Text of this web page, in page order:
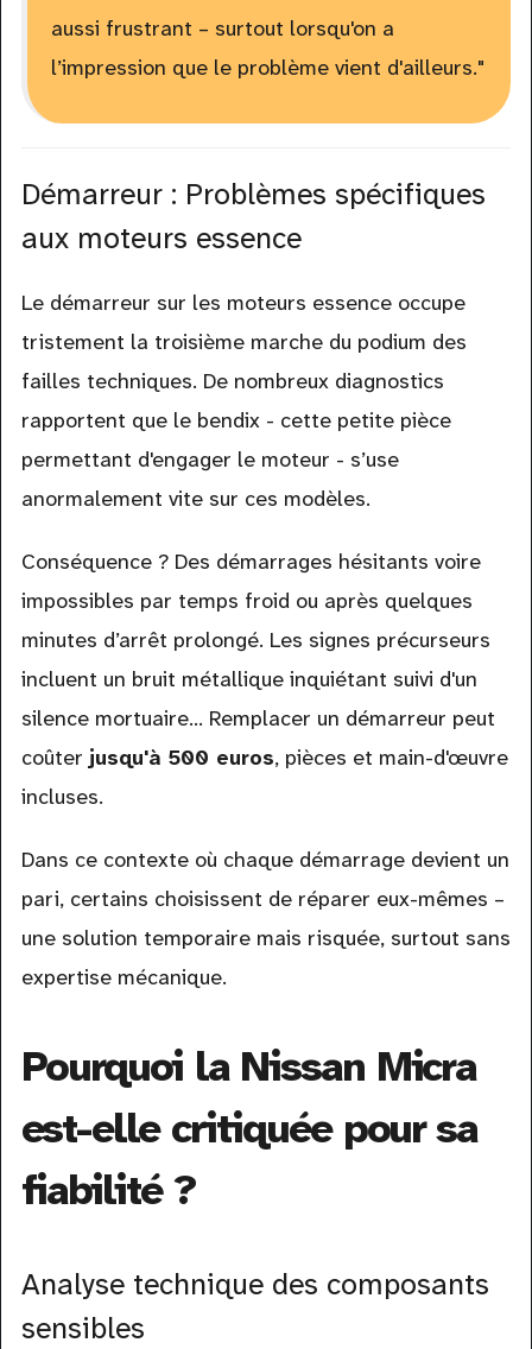
aussi frustrant – surtout lorsqu'on a
l’impression que le problème vient d'ailleurs."
Démarreur : Problèmes spécifiques
aux moteurs essence
Le démarreur sur les moteurs essence occupe
tristement la troisième marche du podium des
failles techniques. De nombreux diagnostics
rapportent que le bendix - cette petite pièce
permettant d'engager le moteur - s’use
anormalement vite sur ces modèles.
Conséquence ? Des démarrages hésitants voire
impossibles par temps froid ou après quelques
minutes d’arrêt prolongé. Les signes précurseurs
incluent un bruit métallique inquiétant suivi d'un
silence mortuaire... Remplacer un démarreur peut
coûter jusqu'à 500 euros, pièces et main-d'œuvre
incluses.
Dans ce contexte où chaque démarrage devient un
pari, certains choisissent de réparer eux-mêmes –
une solution temporaire mais risquée, surtout sans
expertise mécanique.
Pourquoi la Nissan Micra
est-elle critiquée pour sa
fiabilité ?
Analyse technique des composants
sensibles